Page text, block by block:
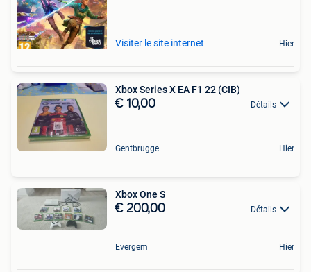
Visiter le site internet Hier
Xbox Series X EA F1 22 (CIB)
€ 10,00 Détails
Gentbrugge Hier
Xbox One S
€ 200,00 Détails
Evergem Hier